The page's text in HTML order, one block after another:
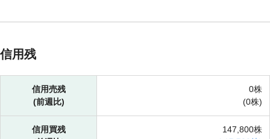
信用残
信用売残
(前週比)
0株
(0株)
信用買残
147,800株